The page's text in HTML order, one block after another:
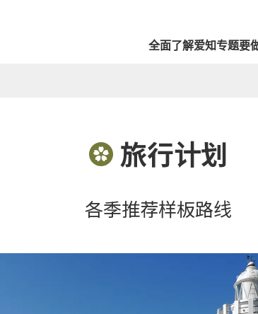
全面了解爱知专题要
旅行计划
各季推荐样板路线